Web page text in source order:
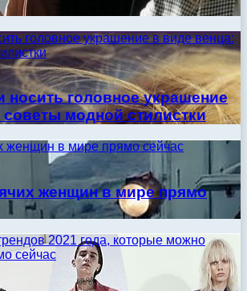
головное украшение в виде венца:
носить головное украшение
модной стилистки
женщин в мире прямо сейчас
женщин в мире прямо
2021 года, которые можно
сейчас